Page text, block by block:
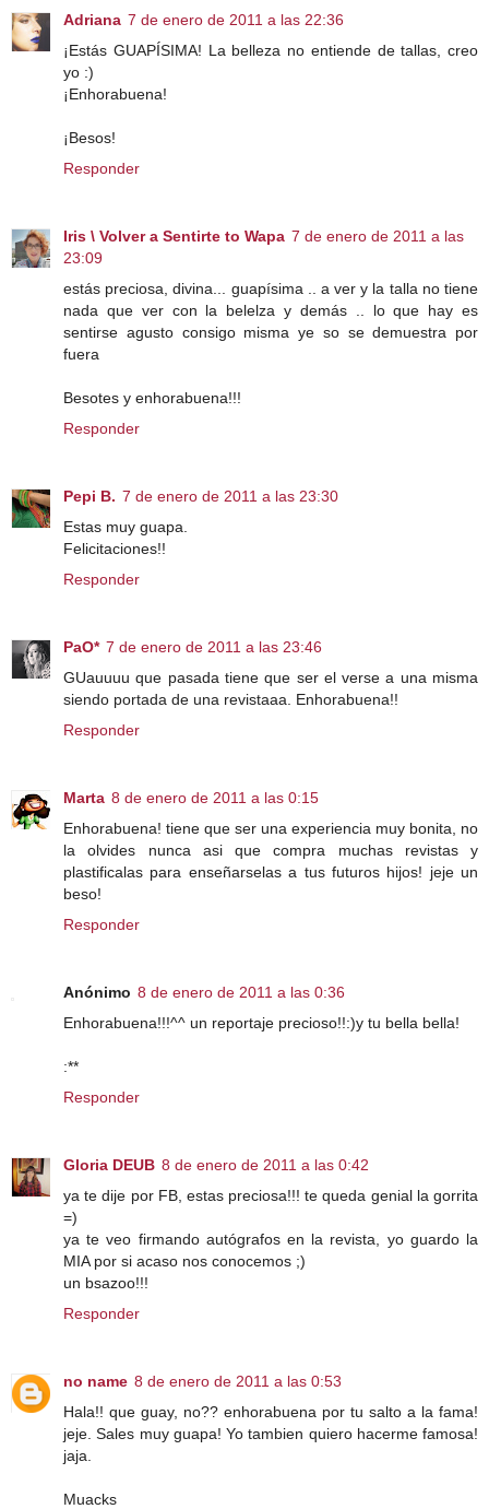
Adriana 7 de enero de 2011 a las 22:36
¡Estás GUAPÍSIMA! La belleza no entiende de tallas, creo
yo :)
¡Enhorabuena!
¡Besos!
Responder
Iris \ Volver a Sentirte to Wapa 7 de enero de 2011 a las
23:09
estás preciosa, divina... guapísima .. a ver y la talla no tiene
nada que ver con la belelza y demás .. lo que hay es
sentirse agusto consigo misma ye so se demuestra por
fuera
Besotes y enhorabuena!!!
Responder
Pepi B. 7 de enero de 2011 a las 23:30
Estas muy guapa.
Felicitaciones!!
Responder
PaO* 7 de enero de 2011 a las 23:46
GUauuuu que pasada tiene que ser el verse a una misma
siendo portada de una revistaaa. Enhorabuena!!
Responder
Marta 8 de enero de 2011 a las 0:15
Enhorabuena! tiene que ser una experiencia muy bonita, no
la olvides nunca asi que compra muchas revistas y
plastificalas para enseñarselas a tus futuros hijos! jeje un
beso!
Responder
Anónimo 8 de enero de 2011 a las 0:36
Enhorabuena!!!^^ un reportaje precioso!!:)y tu bella bella!
:**
Responder
Gloria DEUB 8 de enero de 2011 a las 0:42
ya te dije por FB, estas preciosa!!! te queda genial la gorrita
=)
ya te veo firmando autógrafos en la revista, yo guardo la
MIA por si acaso nos conocemos ;)
un bsazoo!!!
Responder
no name 8 de enero de 2011 a las 0:53
Hala!! que guay, no?? enhorabuena por tu salto a la fama!
jeje. Sales muy guapa! Yo tambien quiero hacerme famosa!
jaja.
Muacks